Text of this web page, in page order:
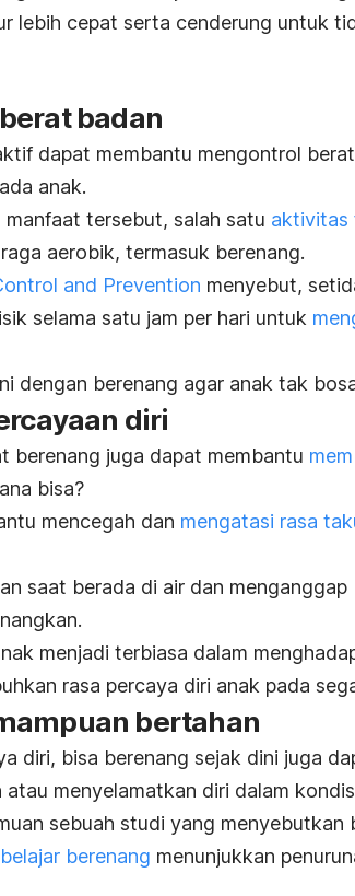
lebih cepat serta cenderung untuk
badan
dapat membantu mengontrol
anak.
tersebut, salah satu aktivitas
aerobik, termasuk berenang.
and Prevention menyebut,
selama satu jam per hari untuk
dengan berenang agar anak tak
diri
berenang juga dapat membantu
bisa?
mencegah dan mengatasi rasa
saat berada di air dan menganggap
menjadi terbiasa dalam
rasa percaya diri anak pada
bertahan
diri, bisa berenang sejak dini juga
menyelamatkan diri dalam
sebuah studi yang menyebutkan
belajar berenang menunjukkan